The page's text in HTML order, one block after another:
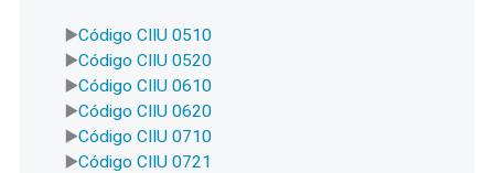
Código CIIU 0510
Código CIIU 0520
Código CIIU 0610
Código CIIU 0620
Código CIIU 0710
Código CIIU 0721